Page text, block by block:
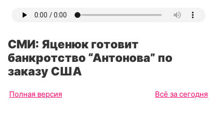
СМИ: Яценюк готовит
банкротство “Антонова” по
заказу США
Полная версия Всё за сегодня